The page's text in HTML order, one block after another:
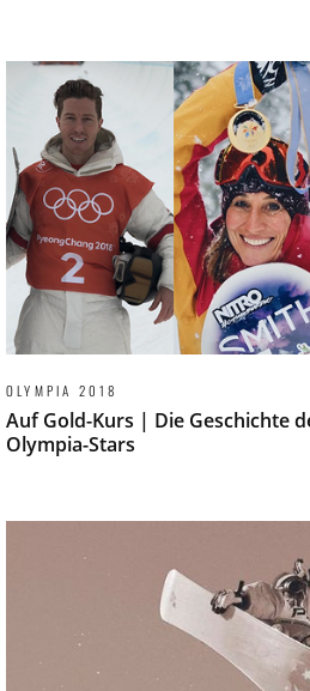
OLYMPIA 2018
Auf Gold-Kurs | Die Geschichte
Olympia-Stars